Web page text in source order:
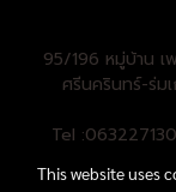
95/196 หมู่บ้าน เ
ศรีนครินทร์-ร่ม
Tel
This website uses